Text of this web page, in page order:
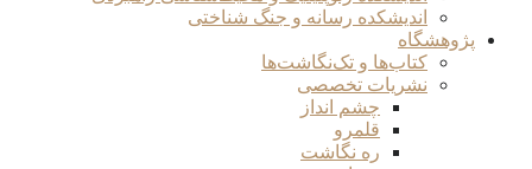
اندیشکده رسانه و جنگ شناختی
پژوهشگاه
کتاب‌ها و تک‌نگاشت‌ها
نشریات تخصصی
چشم انداز
قلمرو
ره نگاشت